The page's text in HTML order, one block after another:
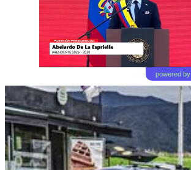
powered by